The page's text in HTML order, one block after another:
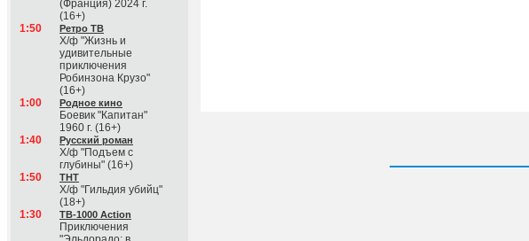
(Франция) 2024 г.
(16+)
1:50
Ретро ТВ
Х/ф "Жизнь и
удивительные
приключения
Робинзона Крузо"
(16+)
1:00
Родное кино
Боевик "Капитан"
1960 г. (16+)
1:40
Русский роман
Х/ф "Подъем с
глубины" (16+)
1:50
ТНТ
Х/ф "Гильдия убийц"
(18+)
1:30
ТВ-1000 Action
Приключения